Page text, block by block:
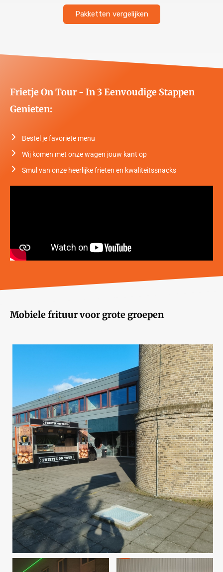
Pakketten vergelijken
Frietje On Tour - In 3 Eenvoudige Stappen
Genieten:
Bestel je favoriete menu
Wij komen met onze wagen jouw kant op
Smul van onze heerlijke frieten en kwaliteitssnacks
Mobiele frituur voor grote groepen